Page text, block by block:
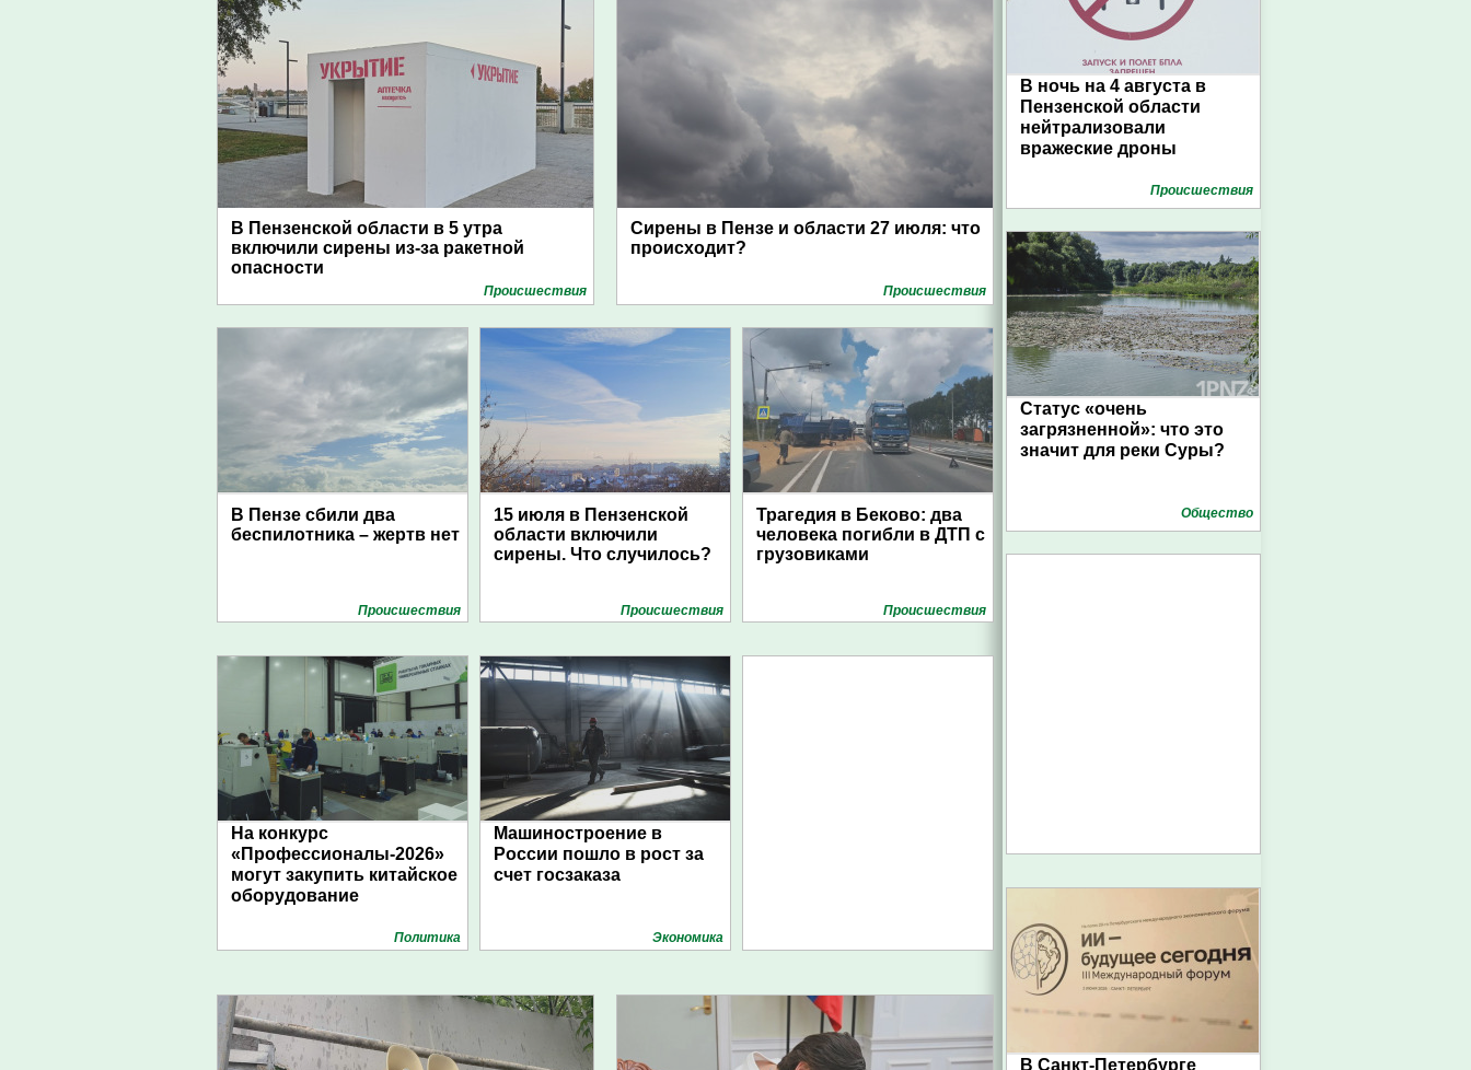
В Пензенской области в 5 утра
включили сирены из-за ракетной
опасности
Проиcшествия
Сирены в Пензе и области 27 июля: что
происходит?
Проиcшествия
В Пензе сбили два
беспилотника – жертв нет
Проиcшествия
15 июля в Пензенской
области включили
сирены. Что случилось?
Проиcшествия
Трагедия в Беково: два
человека погибли в ДТП с
грузовиками
Проиcшествия
На конкурс
«Профессионалы-2026»
могут закупить китайское
оборудование
Политика
Машиностроение в
России пошло в рост за
счет госзаказа
Экономика
В ночь на 4 августа в
Пензенской области
нейтрализовали
вражеские дроны
Проиcшествия
Статус «очень
загрязненной»: что это
значит для реки Суры?
Общество
В Санкт-Петербурге